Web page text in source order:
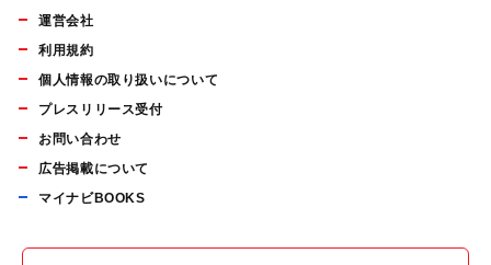
運営会社
利用規約
個人情報の取り扱いについて
プレスリリース受付
お問い合わせ
広告掲載について
マイナビBOOKS